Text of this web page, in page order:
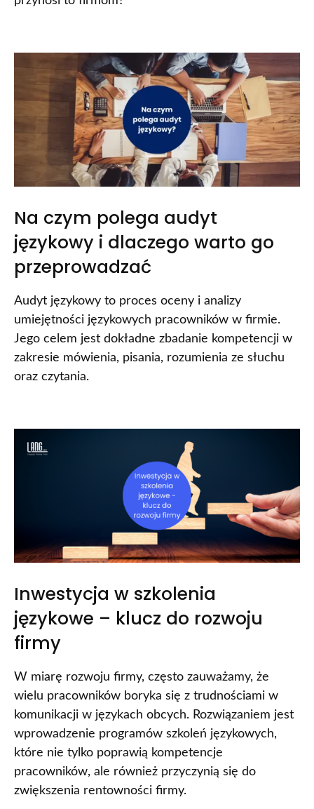
Na czym polega audyt
językowy i dlaczego warto go
przeprowadzać
Audyt językowy to proces oceny i analizy
umiejętności językowych pracowników w firmie.
Jego celem jest dokładne zbadanie kompetencji w
zakresie mówienia, pisania, rozumienia ze słuchu
oraz czytania.
Inwestycja w szkolenia
językowe – klucz do rozwoju
firmy
W miarę rozwoju firmy, często zauważamy, że
wielu pracowników boryka się z trudnościami w
komunikacji w językach obcych. Rozwiązaniem jest
wprowadzenie programów szkoleń językowych,
które nie tylko poprawią kompetencje
pracowników, ale również przyczynią się do
zwiększenia rentowności firmy.